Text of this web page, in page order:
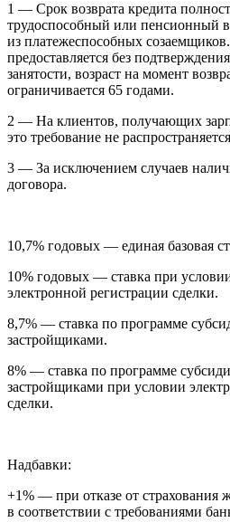
1 — Срок возврата кредита
трудоспособный или пенсионный
из платежеспособных
предоставляется без
занятости, возраст на момент
ограничивается 65 годами.
2 — На клиентов, получающих
это требование не
3 — За исключением случаев
договора.
10,7% годовых — единая базовая
10% годовых — ставка при
электронной регистрации сделки.
8,7% — ставка по программе
застройщиками.
8% — ставка по программе
застройщиками при условии
сделки.
Надбавки:
+1% — при отказе от страхования
в соответствии с требованиями